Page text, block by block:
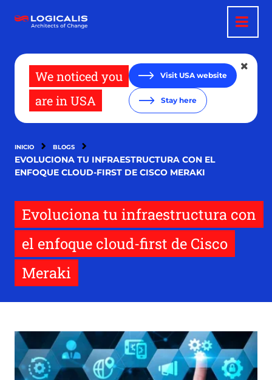
contenido
We noticed you
are in USA
Visit USA website
Stay here
INICIO BLOGS
EVOLUCIONA TU INFRAESTRUCTURA CON EL
ENFOQUE CLOUD-FIRST DE CISCO MERAKI
Evoluciona tu infraestructura con
el enfoque cloud-first de Cisco
Meraki